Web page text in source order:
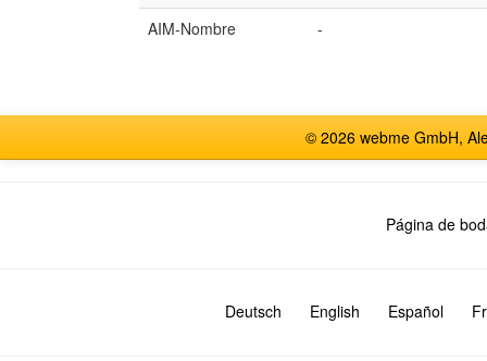
AIM-Nombre
-
© 2026 webme GmbH,
Página de
Deutsch English Español